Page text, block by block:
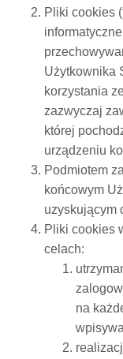
Pliki cookies
Użytkownika
korzystania
zazwyczaj
której
urządzeniu
Podmiotem
końcowym
uzyskującym
Pliki cookies
celach:
na